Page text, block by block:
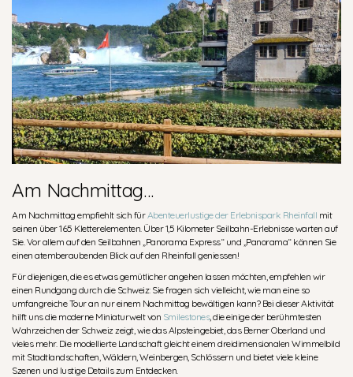
Am Nachmittag…
Am Nachmittag empfiehlt sich für Abenteuerlustige der Erlebnispark Rheinfall mit
seinen über 165 Kletterelementen. Über 1,5 Kilometer Seilbahn-Erlebnisse warten auf
Sie. Vor allem auf den Seilbahnen „Panorama Express“ und „Panorama“ können Sie
einen atemberaubenden Blick auf den Rheinfall geniessen!
Für diejenigen, die es etwas gemütlicher angehen lassen möchten, empfehlen wir
einen Rundgang durch die Schweiz: Sie fragen sich vielleicht, wie man eine so
umfangreiche Tour an nur einem Nachmittag bewältigen kann? Bei dieser Aktivität
hilft uns die moderne Miniaturwelt von Smilestones, die einige der berühmtesten
Wahrzeichen der Schweiz zeigt, wie das Alpsteingebiet, das Berner Oberland und
vieles mehr. Die modellierte Landschaft gleicht einem dreidimensionalen Wimmelbild
mit Stadtlandschaften, Wäldern, Weinbergen, Schlössern und bietet viele kleine
Szenen und lustige Details zum Entdecken.